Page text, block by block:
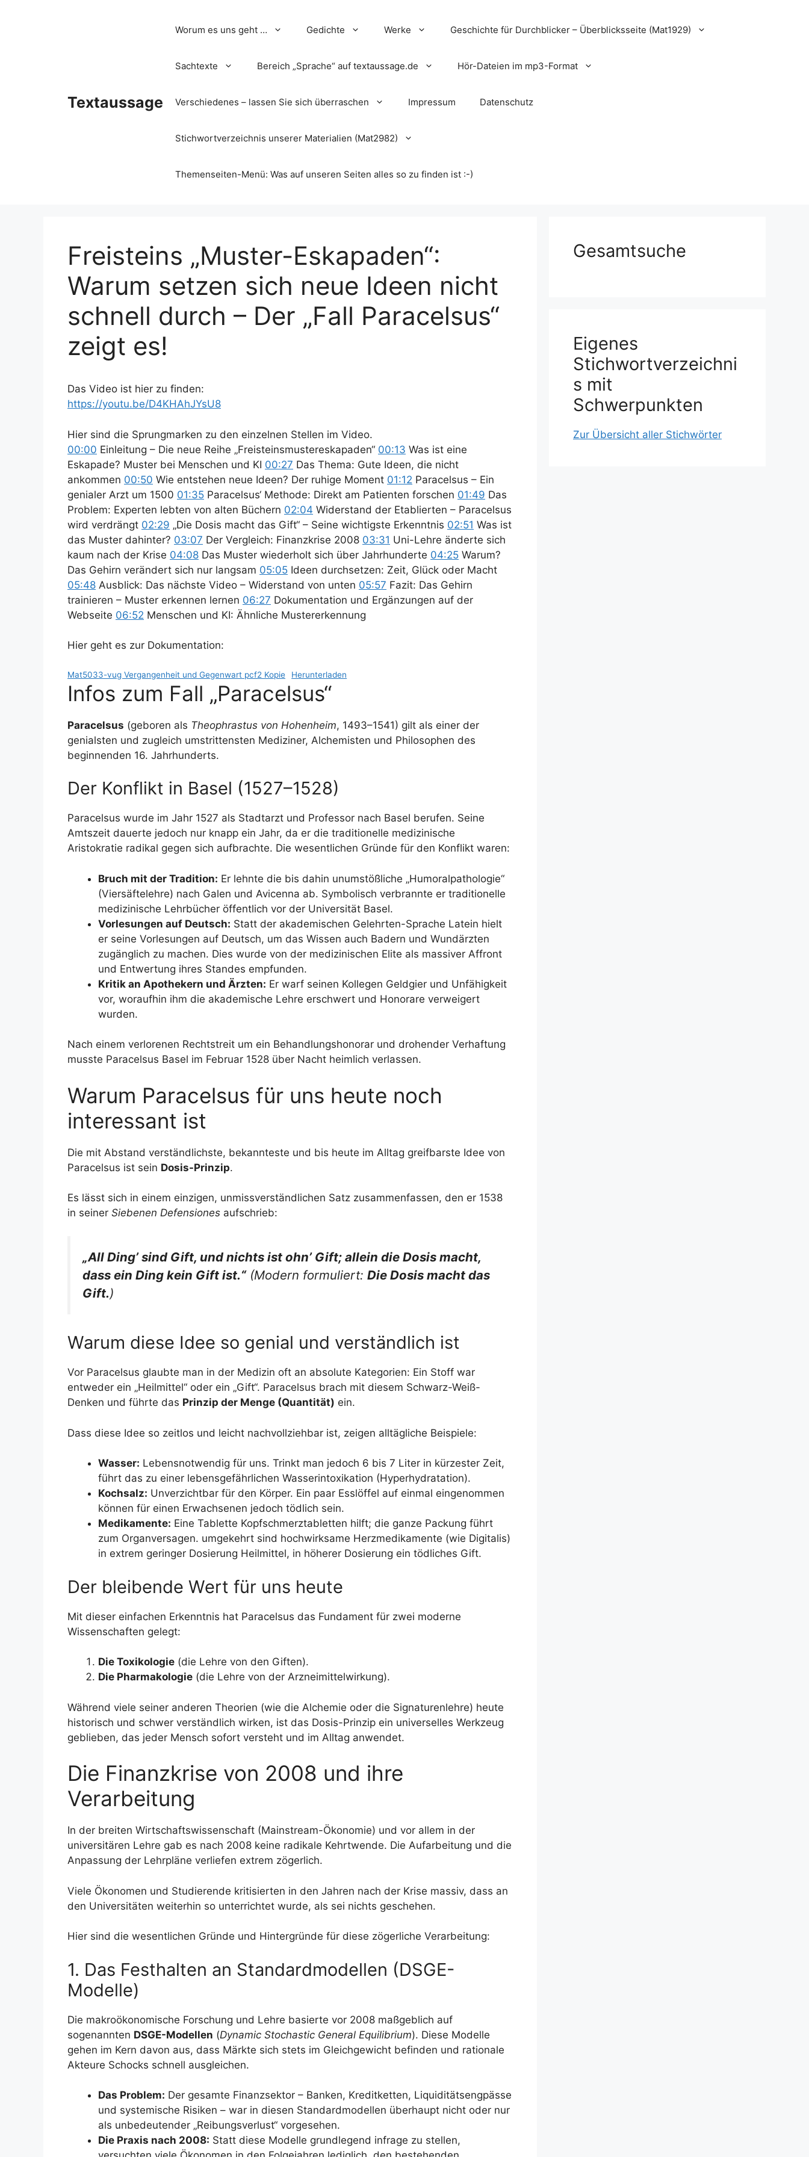
Textaussage
Worum es uns geht … Gedichte Werke Geschichte für Durchblicker – Überblicksseite (Mat1929)
Sachtexte Bereich „Sprache“ auf textaussage.de Hör-Dateien im mp3-Format
Verschiedenes – lassen Sie sich überraschen Impressum Datenschutz
Stichwortverzeichnis unserer Materialien (Mat2982)
Themenseiten-Menü: Was auf unseren Seiten alles so zu finden ist :-)
Freisteins „Muster-Eskapaden“:
Warum setzen sich neue Ideen nicht
schnell durch – Der „Fall Paracelsus“
zeigt es!
Das Video ist hier zu finden:
https://youtu.be/D4KHAhJYsU8
Hier sind die Sprungmarken zu den einzelnen Stellen im Video.
00:00 Einleitung – Die neue Reihe „Freisteinsmustereskapaden“ 00:13 Was ist eine
Eskapade? Muster bei Menschen und KI 00:27 Das Thema: Gute Ideen, die nicht
ankommen 00:50 Wie entstehen neue Ideen? Der ruhige Moment 01:12 Paracelsus – Ein
genialer Arzt um 1500 01:35 Paracelsus‘ Methode: Direkt am Patienten forschen 01:49 Das
Problem: Experten lebten von alten Büchern 02:04 Widerstand der Etablierten – Paracelsus
wird verdrängt 02:29 „Die Dosis macht das Gift“ – Seine wichtigste Erkenntnis 02:51 Was ist
das Muster dahinter? 03:07 Der Vergleich: Finanzkrise 2008 03:31 Uni-Lehre änderte sich
kaum nach der Krise 04:08 Das Muster wiederholt sich über Jahrhunderte 04:25 Warum?
Das Gehirn verändert sich nur langsam 05:05 Ideen durchsetzen: Zeit, Glück oder Macht
05:48 Ausblick: Das nächste Video – Widerstand von unten 05:57 Fazit: Das Gehirn
trainieren – Muster erkennen lernen 06:27 Dokumentation und Ergänzungen auf der
Webseite 06:52 Menschen und KI: Ähnliche Mustererkennung
Hier geht es zur Dokumentation:
Mat5033-vug Vergangenheit und Gegenwart pcf2 Kopie Herunterladen
Infos zum Fall „Paracelsus“
Paracelsus (geboren als Theophrastus von Hohenheim, 1493–1541) gilt als einer der
genialsten und zugleich umstrittensten Mediziner, Alchemisten und Philosophen des
beginnenden 16. Jahrhunderts.
Der Konflikt in Basel (1527–1528)
Paracelsus wurde im Jahr 1527 als Stadtarzt und Professor nach Basel berufen. Seine
Amtszeit dauerte jedoch nur knapp ein Jahr, da er die traditionelle medizinische
Aristokratie radikal gegen sich aufbrachte. Die wesentlichen Gründe für den Konflikt waren:
Bruch mit der Tradition: Er lehnte die bis dahin unumstößliche „Humoralpathologie“
(Viersäftelehre) nach Galen und Avicenna ab. Symbolisch verbrannte er traditionelle
medizinische Lehrbücher öffentlich vor der Universität Basel.
Vorlesungen auf Deutsch: Statt der akademischen Gelehrten-Sprache Latein hielt
er seine Vorlesungen auf Deutsch, um das Wissen auch Badern und Wundärzten
zugänglich zu machen. Dies wurde von der medizinischen Elite als massiver Affront
und Entwertung ihres Standes empfunden.
Kritik an Apothekern und Ärzten: Er warf seinen Kollegen Geldgier und Unfähigkeit
vor, woraufhin ihm die akademische Lehre erschwert und Honorare verweigert
wurden.
Nach einem verlorenen Rechtstreit um ein Behandlungshonorar und drohender Verhaftung
musste Paracelsus Basel im Februar 1528 über Nacht heimlich verlassen.
Warum Paracelsus für uns heute noch
interessant ist
Die mit Abstand verständlichste, bekannteste und bis heute im Alltag greifbarste Idee von
Paracelsus ist sein Dosis-Prinzip.
Es lässt sich in einem einzigen, unmissverständlichen Satz zusammenfassen, den er 1538
in seiner Siebenen Defensiones aufschrieb:
„All Ding’ sind Gift, und nichts ist ohn’ Gift; allein die Dosis macht,
dass ein Ding kein Gift ist.“ (Modern formuliert: Die Dosis macht das
Gift.)
Warum diese Idee so genial und verständlich ist
Vor Paracelsus glaubte man in der Medizin oft an absolute Kategorien: Ein Stoff war
entweder ein „Heilmittel“ oder ein „Gift“. Paracelsus brach mit diesem Schwarz-Weiß-
Denken und führte das Prinzip der Menge (Quantität) ein.
Dass diese Idee so zeitlos und leicht nachvollziehbar ist, zeigen alltägliche Beispiele:
Wasser: Lebensnotwendig für uns. Trinkt man jedoch 6 bis 7 Liter in kürzester Zeit,
führt das zu einer lebensgefährlichen Wasserintoxikation (Hyperhydratation).
Kochsalz: Unverzichtbar für den Körper. Ein paar Esslöffel auf einmal eingenommen
können für einen Erwachsenen jedoch tödlich sein.
Medikamente: Eine Tablette Kopfschmerztabletten hilft; die ganze Packung führt
zum Organversagen. umgekehrt sind hochwirksame Herzmedikamente (wie Digitalis)
in extrem geringer Dosierung Heilmittel, in höherer Dosierung ein tödliches Gift.
Der bleibende Wert für uns heute
Mit dieser einfachen Erkenntnis hat Paracelsus das Fundament für zwei moderne
Wissenschaften gelegt:
Die Toxikologie (die Lehre von den Giften).
Die Pharmakologie (die Lehre von der Arzneimittelwirkung).
Während viele seiner anderen Theorien (wie die Alchemie oder die Signaturenlehre) heute
historisch und schwer verständlich wirken, ist das Dosis-Prinzip ein universelles Werkzeug
geblieben, das jeder Mensch sofort versteht und im Alltag anwendet.
Die Finanzkrise von 2008 und ihre
Verarbeitung
In der breiten Wirtschaftswissenschaft (Mainstream-Ökonomie) und vor allem in der
universitären Lehre gab es nach 2008 keine radikale Kehrtwende. Die Aufarbeitung und die
Anpassung der Lehrpläne verliefen extrem zögerlich.
Viele Ökonomen und Studierende kritisierten in den Jahren nach der Krise massiv, dass an
den Universitäten weiterhin so unterrichtet wurde, als sei nichts geschehen.
Hier sind die wesentlichen Gründe und Hintergründe für diese zögerliche Verarbeitung:
1. Das Festhalten an Standardmodellen (DSGE-
Modelle)
Die makroökonomische Forschung und Lehre basierte vor 2008 maßgeblich auf
sogenannten DSGE-Modellen (Dynamic Stochastic General Equilibrium). Diese Modelle
gehen im Kern davon aus, dass Märkte sich stets im Gleichgewicht befinden und rationale
Akteure Schocks schnell ausgleichen.
Das Problem: Der gesamte Finanzsektor – Banken, Kreditketten, Liquiditätsengpässe
und systemische Risiken – war in diesen Standardmodellen überhaupt nicht oder nur
als unbedeutender „Reibungsverlust“ vorgesehen.
Die Praxis nach 2008: Statt diese Modelle grundlegend infrage zu stellen,
Gesamtsuche
Eigenes
Stichwortverzeichni
s mit
Schwerpunkten
Zur Übersicht aller Stichwörter